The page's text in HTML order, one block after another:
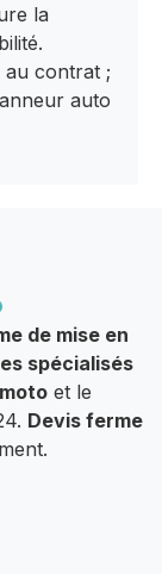
la
au contrat ;
auto
de mise en
spécialisés
et le
Devis ferme